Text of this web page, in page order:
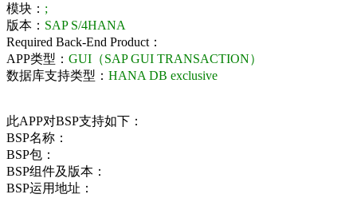
模块： ;
版本： SAP S/4HANA
Required Back-End Product：
APP类型： GUI（SAP GUI TRANSACTION）
数据库支持类型： HANA DB exclusive
此APP对BSP支持如下：
BSP名称：
BSP包：
BSP组件及版本：
BSP运用地址：